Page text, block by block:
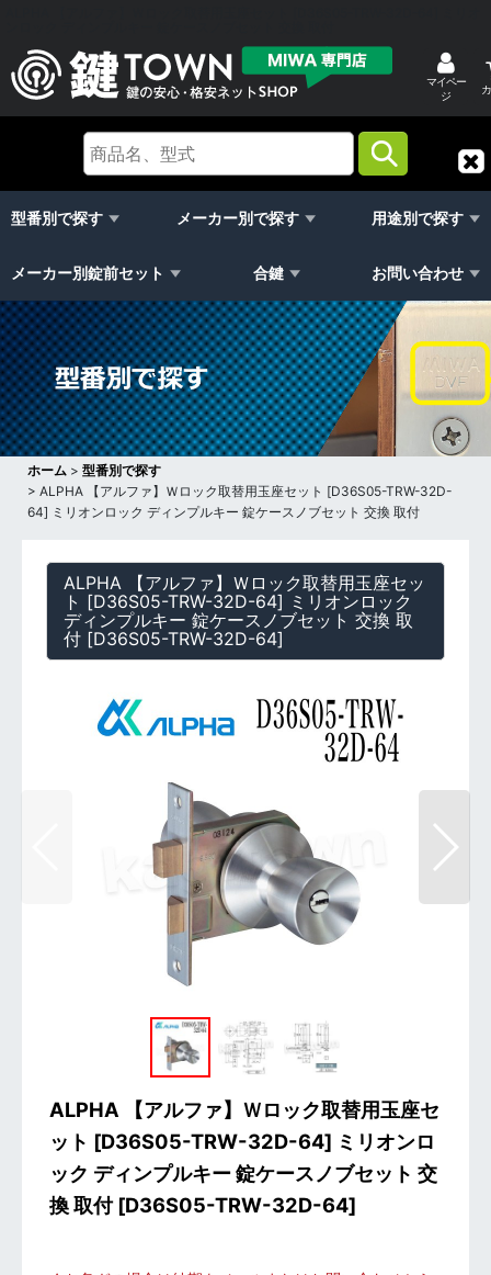
マイペー
ジ
型番別で探す メーカー別で探す 用途別で探す
メーカー別錠前セット 合鍵 お問い合わせ
ホーム > 型番別で探す
> ALPHA 【アルファ】Ｗロック取替用玉座セット [D36S05-TRW-32D-
64] ミリオンロック ディンプルキー 錠ケースノブセット 交換 取付
ALPHA 【アルファ】Ｗロック取替用玉座セッ
ト [D36S05-TRW-32D-64] ミリオンロック
ディンプルキー 錠ケースノブセット 交換 取
付 [D36S05-TRW-32D-64]
ALPHA 【アルファ】Ｗロック取替用玉座セ
ット [D36S05-TRW-32D-64] ミリオンロ
ック ディンプルキー 錠ケースノブセット 交
換 取付 [D36S05-TRW-32D-64]